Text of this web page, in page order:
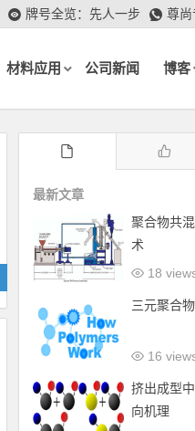
牌号全览：先人一步 尊
材料应用 公司新闻 博客
最新文章
聚合物共
术
18
三元聚合
16
挤出成型
向机理